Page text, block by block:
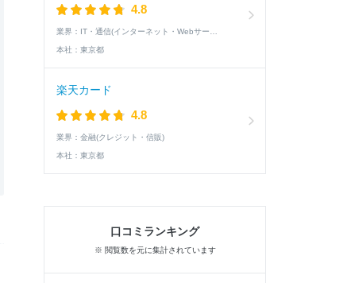
4.8
業界：
本社： 東京都
楽天カード
4.8
業界： 金融(クレジット・信販)
本社： 東京都
口コミランキング
※ 閲覧数を元に集計されています